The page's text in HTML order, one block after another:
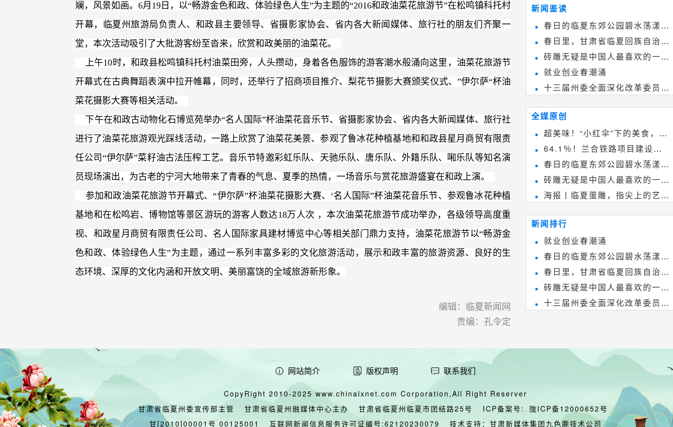
斓，风景如画。6月19日，以“畅游金色和政、体验绿色人生”为主题的“2016和政油菜花旅游节”在松鸣镇科托村
开幕，临夏州旅游局负责人、和政县主要领导、省摄影家协会、省内各大新闻媒体、旅行社的朋友们齐聚一
堂，本次活动吸引了大批游客纷至沓来，欣赏和政美丽的油菜花。
上午10时，和政县松鸣镇科托村油菜田旁，人头攒动，身着各色服饰的游客潮水般涌向这里，油菜花旅游节
开幕式在古典舞蹈表演中拉开帷幕，同时，还举行了招商项目推介、梨花节摄影大赛颁奖仪式、”伊尔萨“杯油
菜花摄影大赛等相关活动。
下午在和政古动物化石博览苑举办“名人国际”杯油菜花音乐节、省摄影家协会、省内各大新闻媒体、旅行社
进行了油菜花旅游观光踩线活动，一路上欣赏了油菜花美景、参观了鲁冰花种植基地和和政县星月商贸有限责
任公司“伊尔萨”菜籽油古法压榨工艺。音乐节特邀彩虹乐队、天驰乐队、唐乐队、外籍乐队、啝乐队等知名演
员现场演出，为古老的宁河大地带来了青春的气息、夏季的热情，一场音乐与赏花旅游盛宴在和政上演。
参加和政油菜花旅游节开幕式、“伊尔萨”杯油菜花摄影大赛、‘名人国际”杯油菜花音乐节、参观鲁冰花种植
基地和在松鸣岩、博物馆等景区游玩的游客人数达18万人次 ，本次油菜花旅游节成功举办，各级领导高度重
视、和政星月商贸有限责任公司、名人国际家具建材博览中心等相关部门鼎力支持，油菜花旅游节以“畅游金
色和政、体验绿色人生”为主题，通过一系列丰富多彩的文化旅游活动，展示和政丰富的旅游资源、良好的生
态环境、深厚的文化内涵和开放文明、美丽富饶的全域旅游新形象。
编辑：临夏新闻网
责编：孔令定
新闻鉴读
春日的临夏东郊公园碧水荡漾、
春花烂漫
春日里，甘肃省临夏回族自治州
境内的刘家峡大桥，壮观美丽!
砖雕无疑是中国人最喜欢的一种
雕刻艺术，它不仅是民间实用美术
和建筑装饰艺术的有机结合，更成
为中国建筑史上彰品东方美不可磨
就业创业春潮涌
十三届州委全面深化改革委员会
第八次会议召开
全媒原创
超美味！“小红伞”下的美食，绝
不能错过~
64.1％！兰合铁路项目建设加
速推进
春日的临夏东郊公园碧水荡漾、
春花烂漫
砖雕无疑是中国人最喜欢的一种
雕刻艺术，它不仅是民间实用美术
和建筑装饰艺术的有机结合，更成
为中国建筑史上彰品东方美不可磨
灭的一笔。一方青砖里不仅藏着广
海报丨临夏蛋雕，指尖上的艺术
~
新闻排行
就业创业春潮涌
春日的临夏东郊公园碧水荡漾、
春花烂漫
春日里，甘肃省临夏回族自治州
境内的刘家峡大桥，壮观美丽!
砖雕无疑是中国人最喜欢的一种
雕刻艺术，它不仅是民间实用美术
灭的一笔。一方青砖里不仅藏着广
阔乾坤，还留存着中国千年古韵。
十三届州委全面深化改革委员会
网站简介 版权声明 联系我们
CopyRight 2010-2025 www.chinalxnet.com Corporation,All Right Reserver
甘肃省临夏州委宣传部主管
甘肃省临夏州融媒体中心主办 甘肃省临夏州临夏市团结路25号 ICP备案号:
陇ICP备12000652号
甘[2010]00001号 00125001
互联网新闻信息服务许可证编号:62120230079 技术支持：甘肃新媒体集团九色鹿技术公司